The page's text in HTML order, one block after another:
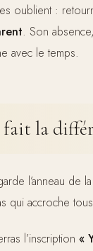
oublient :
. Son
avec le temps.
la
l’anneau de
accroche
l’inscription «